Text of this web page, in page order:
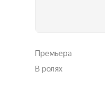
Премьера
В ролях